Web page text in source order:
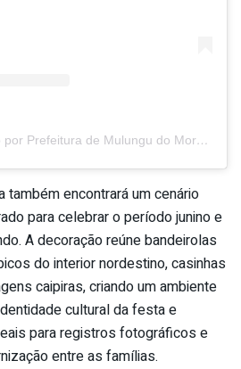
Um post compartilhado por Prefeitura de Mulungu do Morro (@prefmulungudomorro)
também encontrará um cenário
para celebrar o período junino e
A decoração reúne bandeirolas
do interior nordestino, casinhas
caipiras, criando um ambiente
cultural da festa e
para registros fotográficos e
entre as famílias.